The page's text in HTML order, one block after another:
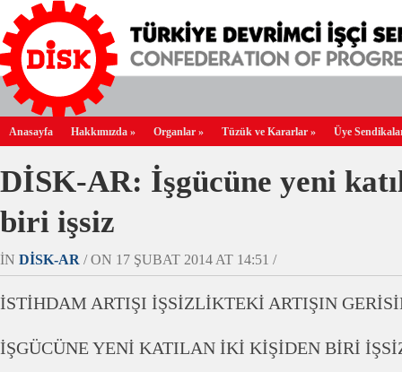
Anasayfa Hakkımızda » Organlar » Tüzük ve Kararlar » Üye
DİSK-AR: İşgücüne yeni
biri işsiz
IN DİSK-AR / ON 17 ŞUBAT 2014 AT 14:51 /
İSTİHDAM ARTIŞI İŞSİZLİKTEKİ ARTIŞIN
İŞGÜCÜNE YENİ KATILAN İKİ KİŞİDEN BİRİ